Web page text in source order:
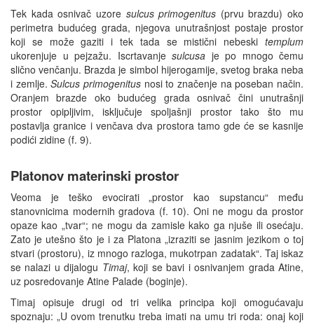
Tek kada osnivač uzore sulcus primogenitus (prvu brazdu) oko
perimetra budućeg grada, njegova unutrašnjost postaje prostor
koji se može gaziti i tek tada se mistični nebeski templum
ukorenjuje u pejzažu. Iscrtavanje sulcusa je po mnogo čemu
slično venčanju. Brazda je simbol hijerogamije, svetog braka neba
i zemlje.Sulcus primogenitus nosi to značenje na poseban način.
Oranjem brazde oko budućeg grada osnivač čini unutrašnji
prostor opipljivim, isključuje spoljašnji prostor tako što mu
postavlja granice i venčava dva prostora tamo gde će se kasnije
podići zidine (f. 9).
Platonov materinski prostor
Veoma je teško evocirati „prostor kao supstancu“ među
stanovnicima modernih gradova (f. 10). Oni ne mogu da prostor
opaze kao „tvar“; ne mogu da zamisle kako ga njuše ili osećaju.
Zato je utešno što je i za Platona „izraziti se jasnim jezikom o toj
stvari (prostoru), iz mnogo razloga, mukotrpan zadatak“. Taj iskaz
se nalazi u dijalogu Timaj, koji se bavi i osnivanjem grada Atine,
uz posredovanje Atine Palade (boginje).
Timaj opisuje drugi od tri velika principa koji omogućavaju
spoznaju: „U ovom trenutku treba imati na umu tri roda: onaj koji